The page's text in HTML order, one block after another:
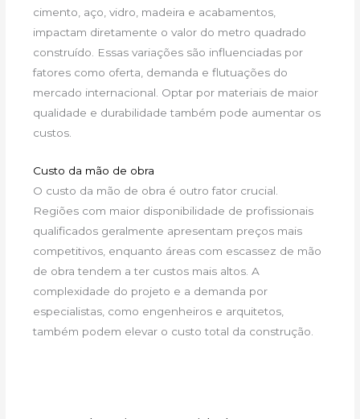
cimento, aço, vidro, madeira e acabamentos,
impactam diretamente o valor do metro quadrado
construído. Essas variações são influenciadas por
fatores como oferta, demanda e flutuações do
mercado internacional. Optar por materiais de maior
qualidade e durabilidade também pode aumentar os
custos.
Custo da mão de obra
O custo da mão de obra é outro fator crucial.
Regiões com maior disponibilidade de profissionais
qualificados geralmente apresentam preços mais
competitivos, enquanto áreas com escassez de mão
de obra tendem a ter custos mais altos. A
complexidade do projeto e a demanda por
especialistas, como engenheiros e arquitetos,
também podem elevar o custo total da construção.